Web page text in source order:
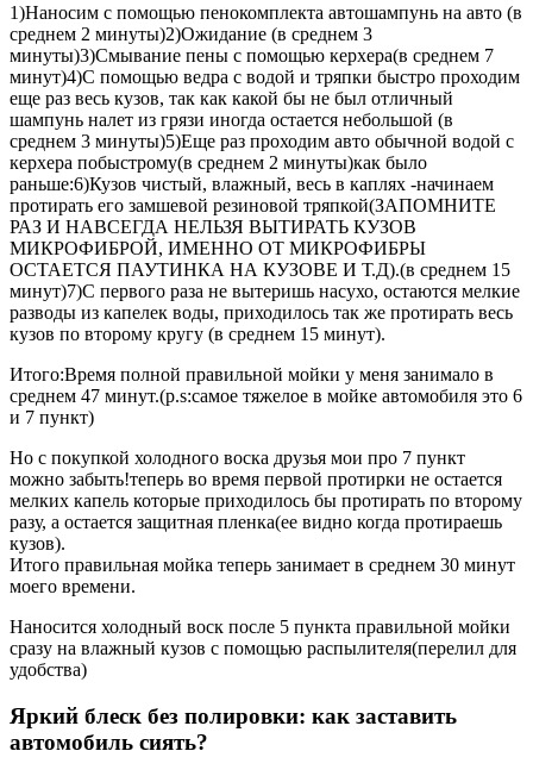
1)Наносим с помощью пенокомплекта автошампунь на авто (в
среднем 2 минуты)2)Ожидание (в среднем 3
минуты)3)Смывание пены с помощью керхера(в среднем 7
минут)4)С помощью ведра с водой и тряпки быстро проходим
еще раз весь кузов, так как какой бы не был отличный
шампунь налет из грязи иногда остается небольшой (в
среднем 3 минуты)5)Еще раз проходим авто обычной водой с
керхера побыстрому(в среднем 2 минуты)как было
раньше:6)Кузов чистый, влажный, весь в каплях -начинаем
протирать его замшевой резиновой тряпкой(ЗАПОМНИТЕ
РАЗ И НАВСЕГДА НЕЛЬЗЯ ВЫТИРАТЬ КУЗОВ
МИКРОФИБРОЙ, ИМЕННО ОТ МИКРОФИБРЫ
ОСТАЕТСЯ ПАУТИНКА НА КУЗОВЕ И Т.Д).(в среднем 15
минут)7)С первого раза не вытеришь насухо, остаются мелкие
разводы из капелек воды, приходилось так же протирать весь
кузов по второму кругу (в среднем 15 минут).
Итого:Время полной правильной мойки у меня занимало в
среднем 47 минут.(p.s:самое тяжелое в мойке автомобиля это 6
и 7 пункт)
Но с покупкой холодного воска друзья мои про 7 пункт
можно забыть!теперь во время первой протирки не остается
мелких капель которые приходилось бы протирать по второму
разу, а остается защитная пленка(ее видно когда протираешь
кузов).
Итого правильная мойка теперь занимает в среднем 30 минут
моего времени.
Наносится холодный воск после 5 пункта правильной мойки
сразу на влажный кузов с помощью распылителя(перелил для
удобства)
Яркий блеск без полировки: как заставить
автомобиль сиять?